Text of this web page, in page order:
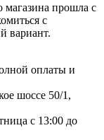
магазина прошла с
с
вариант.
оплаты и
шоссе 50/1,
с 13:00 до